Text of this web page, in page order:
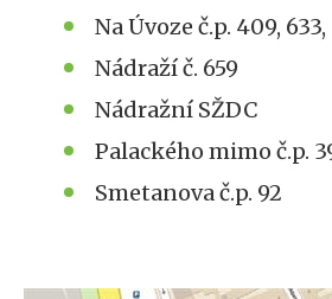
Na Úvoze č.p. 409, 633,
Nádraží č. 659
Nádražní SŽDC
Palackého mimo č.p.
Smetanova č.p. 92